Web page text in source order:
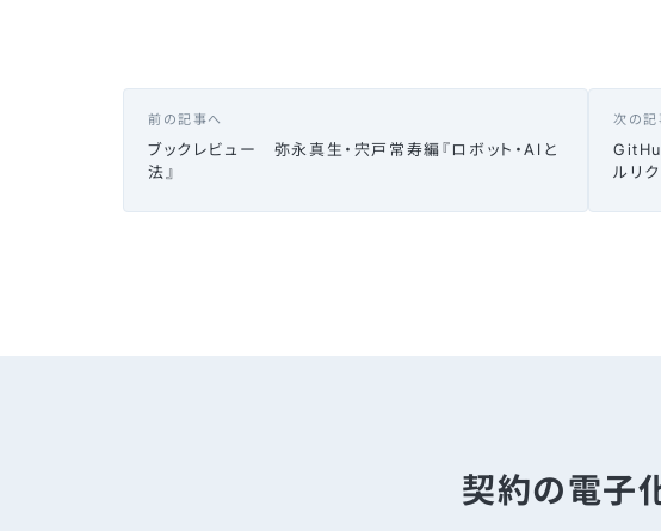
前の記事へ
ブックレビュー 弥永真生・宍戸常寿編『ロボット・AIと
法』
次の記
ルリ
契約の電子